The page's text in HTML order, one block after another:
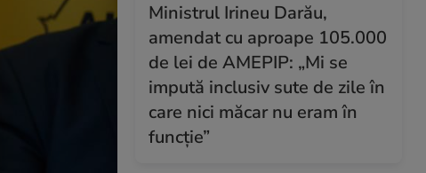
Ministrul Irineu Darău,
amendat cu aproape 105.000
de lei de AMEPIP: „Mi se
impută inclusiv sute de zile în
care nici măcar nu eram în
funcție”